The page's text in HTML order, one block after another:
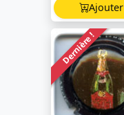
Ajouter
Dernière !